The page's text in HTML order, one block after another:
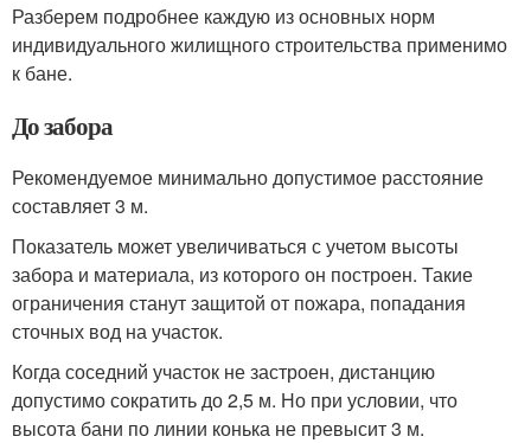
Разберем подробнее каждую из основных норм
индивидуального жилищного строительства применимо
к бане.
До забора
Рекомендуемое минимально допустимое расстояние
составляет 3 м.
Показатель может увеличиваться с учетом высоты
забора и материала, из которого он построен. Такие
ограничения станут защитой от пожара, попадания
сточных вод на участок.
Когда соседний участок не застроен, дистанцию
допустимо сократить до 2,5 м. Но при условии, что
высота бани по линии конька не превысит 3 м.